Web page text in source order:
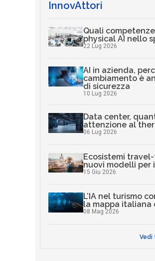
InnovAttori
Quali
physical AI nello
22 Lug 2026
AI in azienda,
cambiamento è
di sicurezza
10 Lug 2026
Data center,
attenzione al
06 Lug 2026
Ecosistemi
nuovi modelli per
15 Giu 2026
L’IA nel turismo
la mappa italiana
08 Mag 2026
Vedi